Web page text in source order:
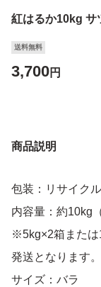
紅はるか10kg サ
送料無料
3,700円
商品説明
包装：リサイク
内容量：約10kg
※5kg×2箱または
発送となります。
サイズ：バラ